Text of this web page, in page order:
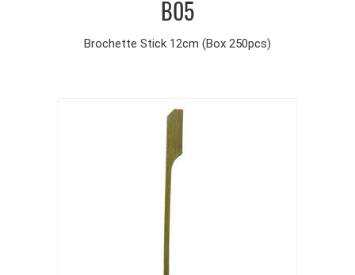
B05
Brochette Stick 12cm (Box 250pcs)